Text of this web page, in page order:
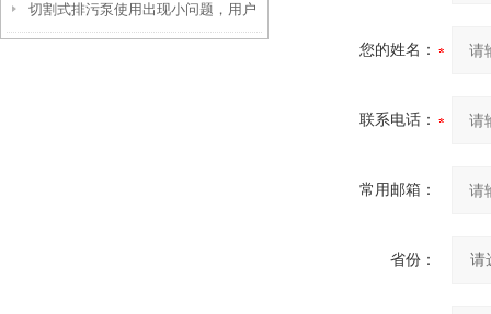
切割式排污泵使用出现小问题，用户
您的姓名：
联系电话：
常用邮箱：
省份：